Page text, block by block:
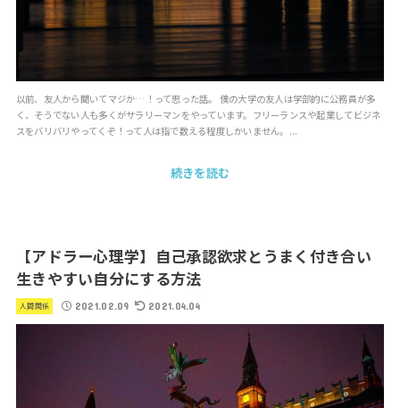
以前、友人から聞いてマジか…！って思った話。 僕の大学の友人は学部的に公務員が多
く、そうでない人も多くがサラリーマンをやっています。フリーランスや起業してビジネ
スをバリバリやってくぞ！って人は指で数える程度しかいません。...
続きを読む
【アドラー心理学】自己承認欲求とうまく付き合い
生きやすい自分にする方法
人間関係 2021.02.09 2021.04.04